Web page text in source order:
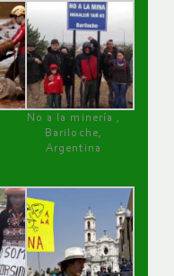
No a la minería ,
Bariloche,
Argentina